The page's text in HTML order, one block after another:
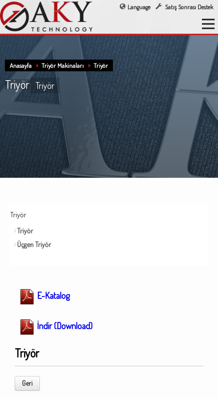
Language Satış Sonrası Destek
Anasayfa Triyör Makinaları Triyör
Triyör Triyör
Triyör
Triyör
Üçgen Triyör
E-Katalog
İndir (Download)
Triyör
Geri